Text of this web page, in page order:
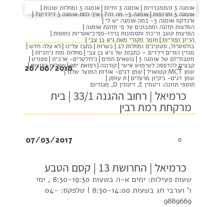
כרמיאל
אומגה 3 והתמכרויות אומגה 3 וחיות אומגה 3 ומחלות שונות
אומגה 3 ותרופות אומגה 3- מה זה? איך לתת אומגה 3 לילדים?
אינדקס אומגה 3- כמה אומגה יש לי
המלצות תזונה ומתכונים על פי תזונת אומגה
הפרעות קשב וריכוז ותסמונות נוירו-פסיכיאטריות נוספות
הריון ופוריות חומר מקורי מאת גיא בן צבי
כולסטרול, סטטינים ומחלות לב כשרות כתבו עלינו לא עלה חדש
מגזין הורים וילדים – כתבות של גיא בן צבי מחלות מוח ניווניות
מטבוליזם של אומגה 3 נושאים חמים ניוזלטרים- ארכיון ספורט
קבצים להדפסה לשימוש אישי קורונה רפואת יתר שאלות נפוצות
שמן MCT קטואויל שמן דגים- אודות המוצר שלנו
שמן דגים- ניקיון מרעלים ת עותק
תוספי תזונה: ויטמין E, ויטמין D, מגנזיום
0
26/06/2018
כרמיאל | רחוב ההגנה 33/1 | בית
מרקחת רמת רבין
0
07/03/2017
כרמיאל | החרושת 13 | קסם הטבע
שעות פעילות: ימים א-ה בשעות 8:30-19:30 , ימי
ו' וערבי חג בשעות 8:30-14:00 | טלפקס: 04-
9889669